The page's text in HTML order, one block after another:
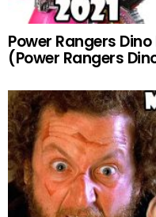
Power Rangers
(Power Rangers